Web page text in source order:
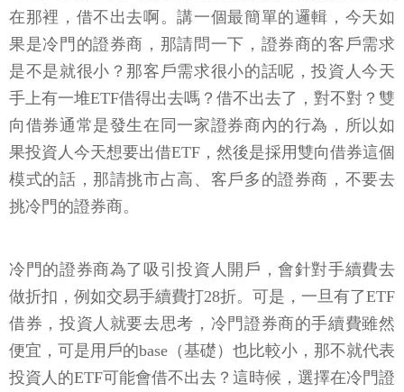
在那裡，借不出去啊。講一個最簡單的邏輯，今天如
果是冷門的證券商，那請問一下，證券商的客戶需求
是不是就很小？那客戶需求很小的話呢，投資人今天
手上有一堆ETF借得出去嗎？借不出去了，對不對？雙
向借券通常是發生在同一家證券商內的行為，所以如
果投資人今天想要出借ETF，然後是採用雙向借券這個
模式的話，那請挑市占高、客戶多的證券商，不要去
挑冷門的證券商。
冷門的證券商為了吸引投資人開戶，會針對手續費去
做折扣，例如交易手續費打28折。可是，一旦有了ETF
借券，投資人就要去思考，冷門證券商的手續費雖然
便宜，可是用戶的base（基礎）也比較小，那不就代表
投資人的ETF可能會借不出去？這時候，選擇在冷門證